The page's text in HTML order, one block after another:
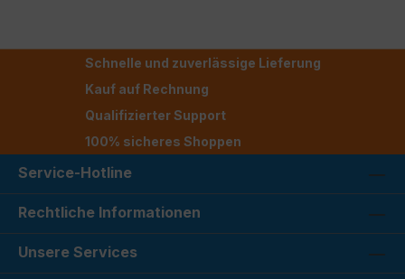
Schnelle und zuverlässige Lieferung
Kauf auf Rechnung
Qualifizierter Support
100% sicheres Shoppen
Service-Hotline
Rechtliche Informationen
Unsere Services